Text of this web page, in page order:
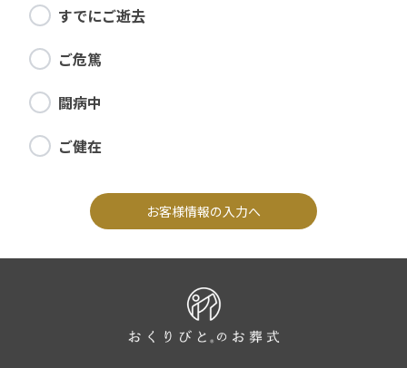
すでにご逝去
ご危篤
闘病中
ご健在
お客様情報の入力へ